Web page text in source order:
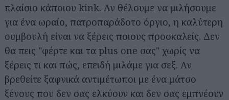
πλαίσιο κάποιου kink. Αν θέλουμε να μιλήσουμε
για ένα ωραίο, πατροπαράδοτο όργιο, η καλύτερη
συμβουλή είναι να ξέρεις ποιους προσκαλείς. Δεν
θα πεις "φέρτε και τα plus one σας" χωρίς να
ξέρεις τι και πώς, επειδή μιλάμε για σεξ. Αν
βρεθείτε ξαφνικά αντιμέτωποι με ένα μάτσο
ξένους που δεν σας ελκύουν και δεν σας εμπνέουν